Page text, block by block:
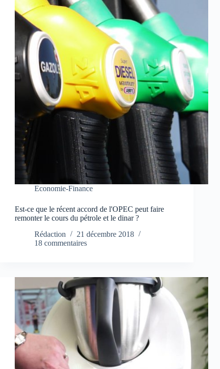
Economie-Finance
Est-ce que le récent accord de l'OPEC peut faire
remonter le cours du pétrole et le dinar ?
Rédaction
21 décembre 2018
18 commentaires